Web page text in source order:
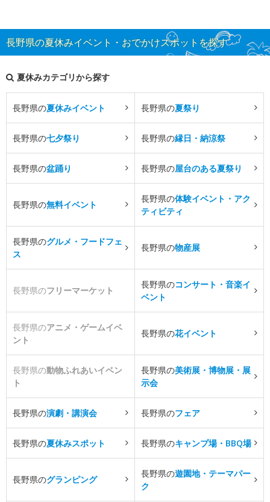
長野県の夏休みイベント・おでかけスポットを探す
夏休みカテゴリから探す
長野県の夏休みイベント 長野県の夏祭り
長野県の七夕祭り 長野県の縁日・納涼祭
長野県の盆踊り 長野県の屋台のある夏祭り
長野県の無料イベント
長野県の体験イベント・アク
ティビティ
長野県のグルメ・フードフェ
ス
長野県の物産展
長野県のフリーマーケット
長野県のコンサート・音楽イ
ベント
長野県のアニメ・ゲームイベ
ント
長野県の花イベント
長野県の動物ふれあいイベン
ト
長野県の美術展・博物展・展
示会
長野県の演劇・講演会 長野県のフェア
長野県の夏休みスポット 長野県のキャンプ場・BBQ場
長野県のグランピング
長野県の遊園地・テーマパー
ク